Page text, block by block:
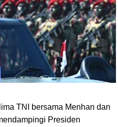
TNI bersama Menhan dan
Presiden